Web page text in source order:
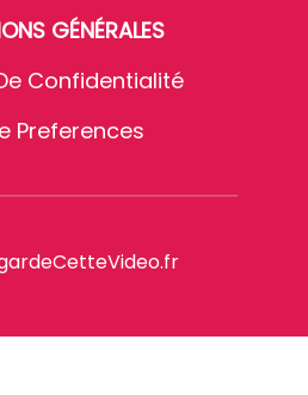
GÉNÉRALES
Confidentialité
Preferences